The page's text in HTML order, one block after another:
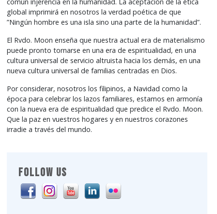
FOLLOW US
común injerencia en la humanidad. La aceptación de la ética
global imprimirá en nosotros la verdad poética de que
”Ningún hombre es una isla sino una parte de la humanidad”.
El Rvdo. Moon enseña que nuestra actual era de materialismo
puede pronto tornarse en una era de espiritualidad, en una
cultura universal de servicio altruista hacia los demás, en una
nueva cultura universal de familias centradas en Dios.
Por considerar, nosotros los filipinos, a Navidad como la
época para celebrar los lazos familiares, estamos en armonía
con la nueva era de espiritualidad que predice el Rvdo. Moon.
Que la paz en vuestros hogares y en nuestros corazones
irradie a través del mundo.